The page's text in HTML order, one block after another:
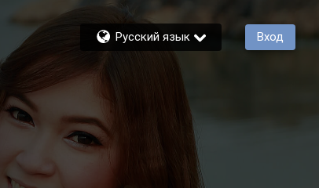
Русский язык Вход